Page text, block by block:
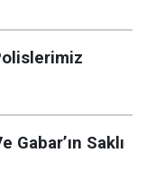
Gabar’ın Saklı